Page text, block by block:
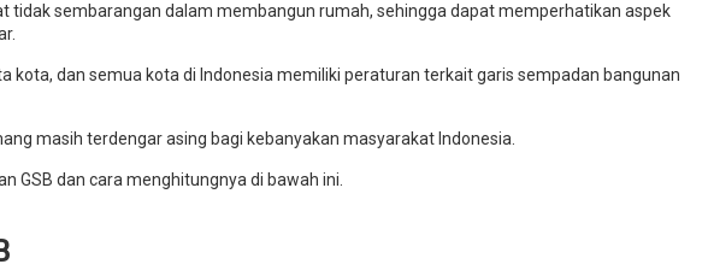
tidak sembarangan dalam membangun rumah, sehingga dapat memperhatikan aspek
kota, dan semua kota di Indonesia memiliki peraturan terkait garis sempadan bangunan
masih terdengar asing bagi kebanyakan masyarakat Indonesia.
GSB dan cara menghitungnya di bawah ini.